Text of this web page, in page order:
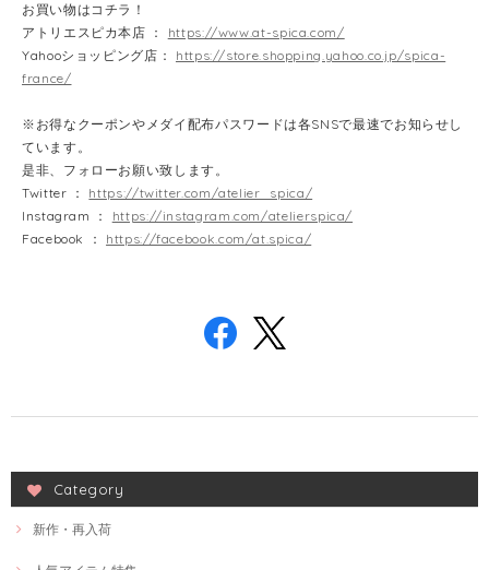
お買い物はコチラ！
アトリエスピカ本店 ： https://www.at-spica.com/
Yahooショッピング店： https://store.shopping.yahoo.co.jp/spica-
france/
※お得なクーポンやメダイ配布パスワードは各SNSで最速でお知らせし
ています。
是非、フォローお願い致します。
Twitter ： https://twitter.com/atelier_spica/
Instagram ： https://instagram.com/atelierspica/
Facebook ： https://facebook.com/at.spica/
Category
新作・再入荷